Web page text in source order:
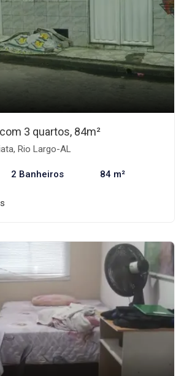
3 quartos, 84m²
Rio Largo-AL
2 Banheiros 84 m²